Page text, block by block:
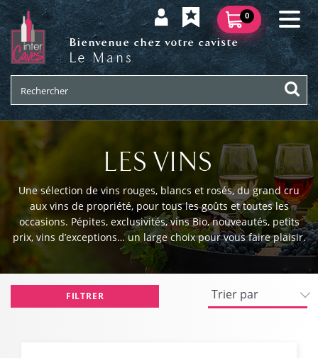
0
Bienvenue chez votre caviste
Le Mans
LES VINS
Une sélection de vins rouges, blancs et rosés, du grand cru
aux vins de propriété, pour tous les goûts et toutes les
occasions. Pépites, exclusivités, vins Bio, nouveautés, petits
prix, vins d’exceptions… un large choix pour vous faire plaisir.
FILTRER